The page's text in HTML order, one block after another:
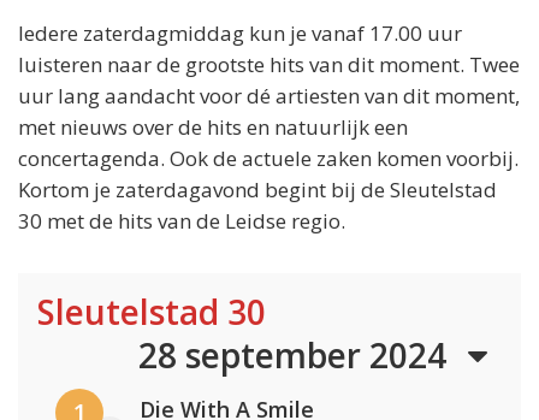
Iedere zaterdagmiddag kun je vanaf 17.00 uur
luisteren naar de grootste hits van dit moment. Twee
uur lang aandacht voor dé artiesten van dit moment,
met nieuws over de hits en natuurlijk een
concertagenda. Ook de actuele zaken komen voorbij.
Kortom je zaterdagavond begint bij de Sleutelstad
30 met de hits van de Leidse regio.
Sleutelstad 30
28 september 2024
1 Die With A Smile